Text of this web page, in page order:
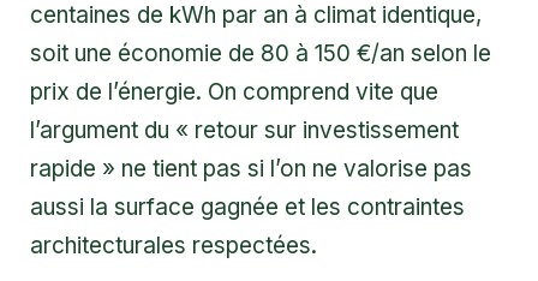
centaines de kWh par an à climat identique,
soit une économie de 80 à 150 €/an selon le
prix de l’énergie. On comprend vite que
l’argument du « retour sur investissement
rapide » ne tient pas si l’on ne valorise pas
aussi la surface gagnée et les contraintes
architecturales respectées.